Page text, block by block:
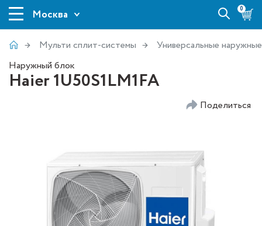
Москва 0
Мульти сплит-системы
Универсальные
Наружный блок
Haier 1U50S1LM1FA
Поделиться